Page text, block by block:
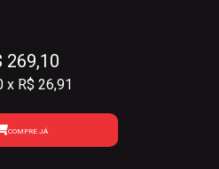
269,10
x R$ 26,91
COMPRE JÁ